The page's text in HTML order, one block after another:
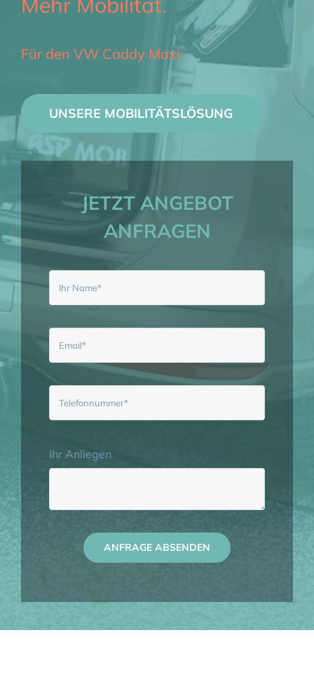
BERATUNG
MIETEN
LAGERWAGEN
Für den VW Caddy Maxi
UNSERE MOBILITÄTSLÖSUNG
JETZT ANGEBOT
ANFRAGEN
Ihr Anliegen
ANFRAGE ABSENDEN